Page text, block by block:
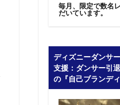
毎月、限定で数名
だいています。
ディズニーダンサ
支援：ダンサー引
の『自己ブランデ